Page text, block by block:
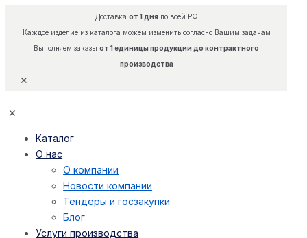
Доставка от 1 дняпо всей РФ
Каждое изделие из каталога можем изменить согласно Вашим задачам
Выполняем заказы от 1 единицы продукции до контрактного
производства
✕
✕
Каталог
О нас
О компании
Новости компании
Тендеры и госзакупки
Блог
Услуги производства